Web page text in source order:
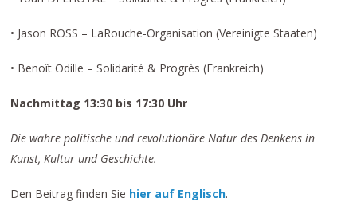
• Jason ROSS – LaRouche-Organisation (Vereinigte Staaten)
• Benoît Odille – Solidarité & Progrès (Frankreich)
Nachmittag 13:30 bis 17:30 Uhr
Die wahre politische und revolutionäre Natur des Denkens in
Kunst, Kultur und Geschichte.
Den Beitrag finden Sie hier auf Englisch.